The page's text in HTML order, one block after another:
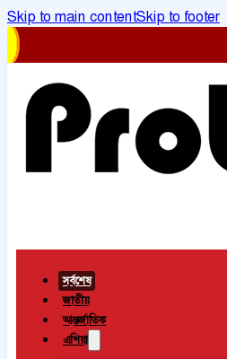
Skip to main contentSkip to footer
সর্বশেষ
জাতীয়
আন্তর্জাতিক
এশিয়া